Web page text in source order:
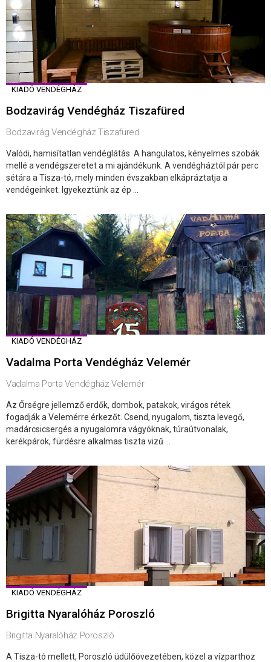
KIADÓ VENDÉGHÁZ
Bodzavirág Vendégház Tiszafüred
Bodzavirág Vendégház Tiszafüred
Valódi, hamisítatlan vendéglátás. A hangulatos, kényelmes szobák
mellé a vendégszeretet a mi ajándékunk. A vendégháztól pár perc
sétára a Tisza-tó, mely minden évszakban elkápráztatja a
vendégeinket. Igyekeztünk az ép ...
KIADÓ VENDÉGHÁZ
Vadalma Porta Vendégház Velemér
Vadalma Porta Vendégház Velemér
Az Őrségre jellemző erdők, dombok, patakok, virágos rétek
fogadják a Velemérre érkezőt. Csend, nyugalom, tiszta levegő,
madárcsicsergés a nyugalomra vágyóknak, túraútvonalak,
kerékpárok, fürdésre alkalmas tiszta vizű ...
KIADÓ VENDÉGHÁZ
Brigitta Nyaralóház Poroszló
Brigitta Nyaralóház Poroszló
A Tisza-tó mellett, Poroszló üdülőövezetében, közel a vízparthoz